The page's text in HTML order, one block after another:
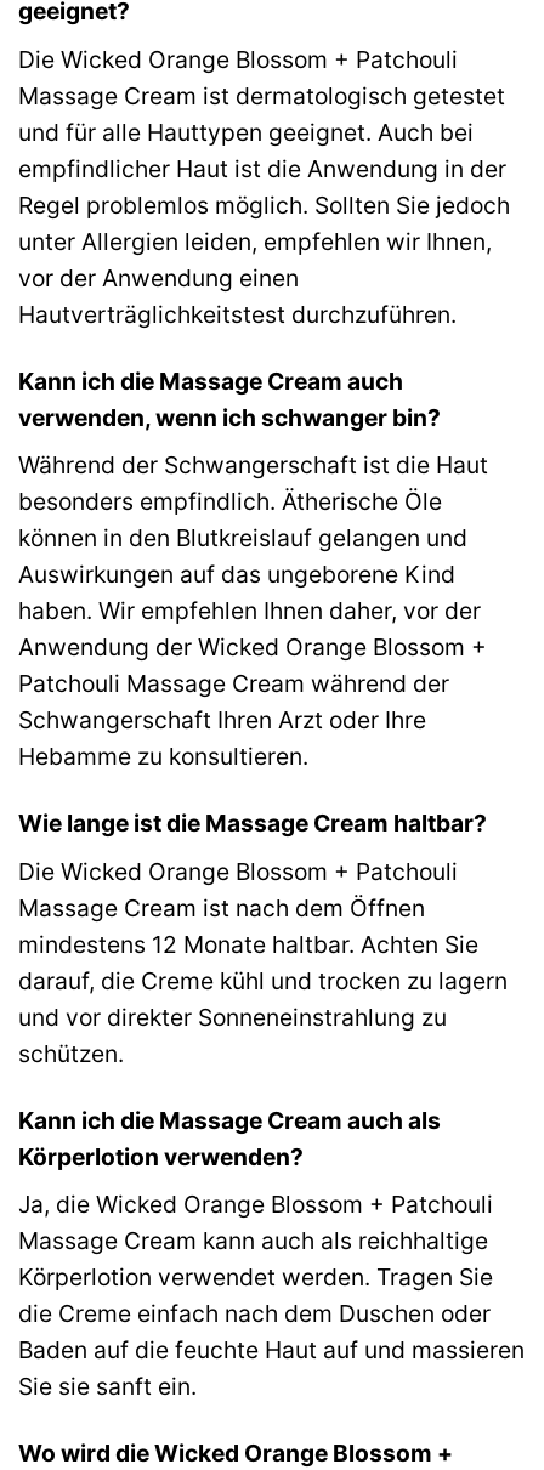
geeignet?
Die Wicked Orange Blossom + Patchouli
Massage Cream ist dermatologisch getestet
und für alle Hauttypen geeignet. Auch bei
empfindlicher Haut ist die Anwendung in der
Regel problemlos möglich. Sollten Sie jedoch
unter Allergien leiden, empfehlen wir Ihnen,
vor der Anwendung einen
Hautverträglichkeitstest durchzuführen.
Kann ich die Massage Cream auch
verwenden, wenn ich schwanger bin?
Während der Schwangerschaft ist die Haut
besonders empfindlich. Ätherische Öle
können in den Blutkreislauf gelangen und
Auswirkungen auf das ungeborene Kind
haben. Wir empfehlen Ihnen daher, vor der
Anwendung der Wicked Orange Blossom +
Patchouli Massage Cream während der
Schwangerschaft Ihren Arzt oder Ihre
Hebamme zu konsultieren.
Wie lange ist die Massage Cream haltbar?
Die Wicked Orange Blossom + Patchouli
Massage Cream ist nach dem Öffnen
mindestens 12 Monate haltbar. Achten Sie
darauf, die Creme kühl und trocken zu lagern
und vor direkter Sonneneinstrahlung zu
schützen.
Kann ich die Massage Cream auch als
Körperlotion verwenden?
Ja, die Wicked Orange Blossom + Patchouli
Massage Cream kann auch als reichhaltige
Körperlotion verwendet werden. Tragen Sie
die Creme einfach nach dem Duschen oder
Baden auf die feuchte Haut auf und massieren
Sie sie sanft ein.
Wo wird die Wicked Orange Blossom +